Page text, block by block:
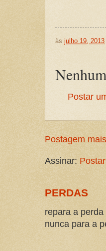
às julho 19, 2013
Postar
Postagem
Assinar:
PERDAS
repara a
nunca para a